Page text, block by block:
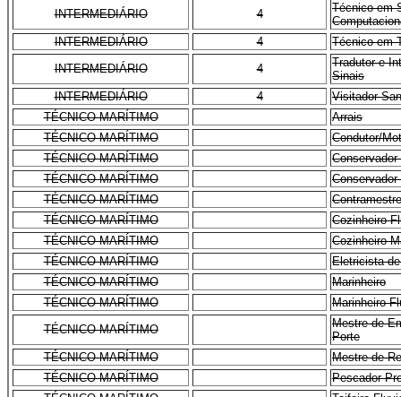
INTERMEDIÁRIO
4
Técnico em
INTERMEDIÁRIO
4
Técnico em
INTERMEDIÁRIO
4
Tradutor e
Sinais
INTERMEDIÁRIO
4
Visitador
TÉCNICO-MARÍTIMO
Arrais
TÉCNICO-MARÍTIMO
Condutor/
TÉCNICO-MARÍTIMO
Conservador
TÉCNICO-MARÍTIMO
Conservador
TÉCNICO-MARÍTIMO
TÉCNICO-MARÍTIMO
Cozinheiro
TÉCNICO-MARÍTIMO
Cozinheiro
TÉCNICO-MARÍTIMO
Eletricista
TÉCNICO-MARÍTIMO
Marinheiro
TÉCNICO-MARÍTIMO
Marinheiro
TÉCNICO-MARÍTIMO
Mestre de
Porte
TÉCNICO-MARÍTIMO
Mestre de
TÉCNICO-MARÍTIMO
Pescador